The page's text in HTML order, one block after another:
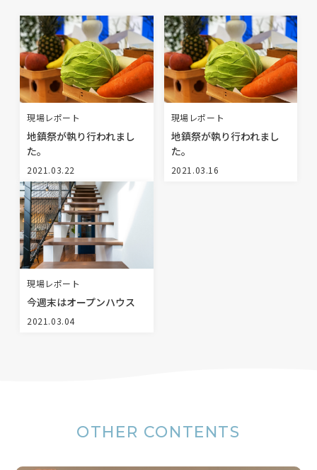
NEWS
イベント情報
資料請求・お問い合わせ
Tel. 0985-71-3090
現場レポート
2021.03.22
地鎮祭が執り行われまし
た。
現場レポート
2021.03.16
地鎮祭が執り行われまし
た。
現場レポート
2021.03.04
今週末はオープンハウス
OTHER CONTENTS